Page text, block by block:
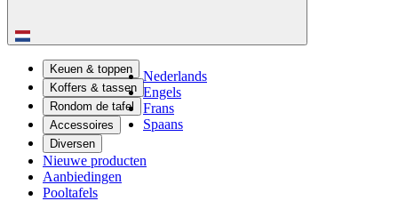
Nederlands
Engels
Frans
Spaans
Keuen & toppen
Koffers & tassen
Rondom de tafel
Accessoires
Diversen
Nieuwe producten
Aanbiedingen
Pooltafels